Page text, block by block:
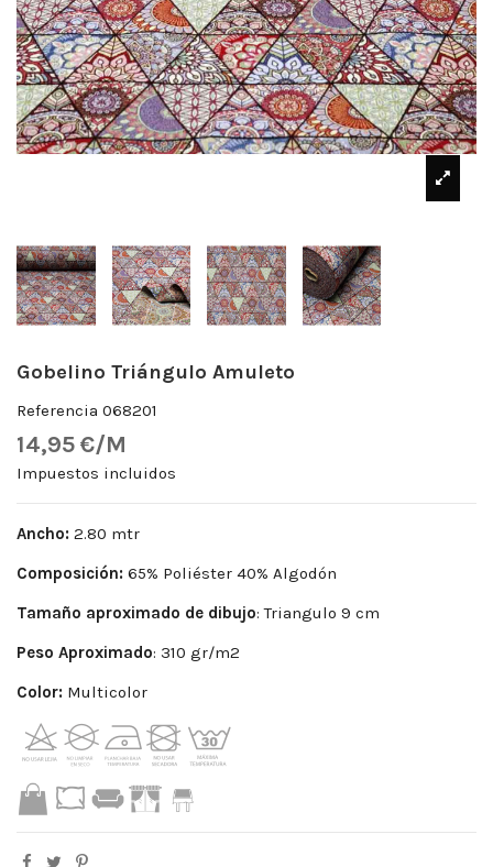
Gobelino Triángulo Amuleto
Referencia 068201
14,95 €/M
Impuestos incluidos
Ancho: 2.80 mtr
Composición: 65% Poliéster 40% Algodón
Tamaño aproximado de dibujo: Triangulo 9 cm
Peso Aproximado: 310 gr/m2
Color: Multicolor